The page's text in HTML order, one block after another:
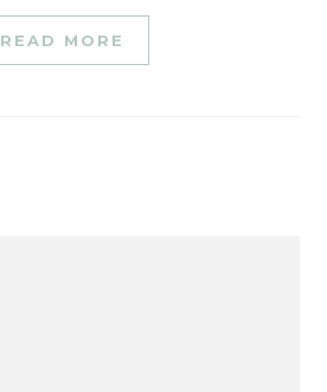
READ MORE